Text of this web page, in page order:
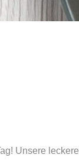
Unsere leckere